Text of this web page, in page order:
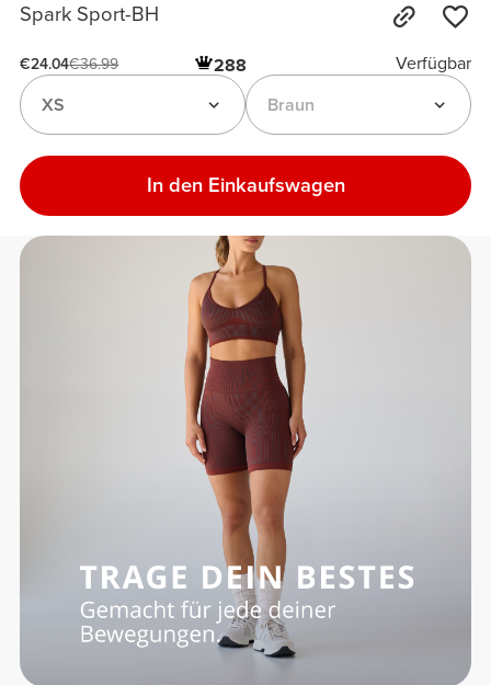
Spark Sport-BH
€24.04€36.99 288
Verfügbar
Braun
XS
In den Einkaufswagen